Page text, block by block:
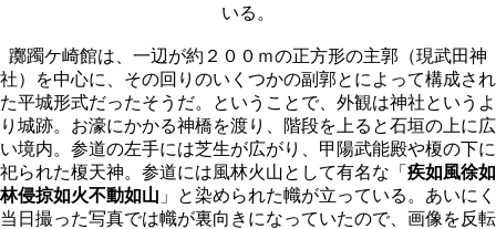
いる。
躑躅ケ崎館は、一辺が約２００ｍの正方形の主郭（現武田神
社）を中心に、その回りのいくつかの副郭とによって構成され
た平城形式だったそうだ。ということで、外観は神社というよ
り城跡。お濠にかかる神橋を渡り、階段を上ると石垣の上に広
い境内。参道の左手には芝生が広がり、甲陽武能殿や榎の下に
祀られた榎天神。参道には風林火山として有名な「 疾如風徐如
林侵掠如火不動如山 」と染められた幟が立っている。あいにく
当日撮った写真では幟が裏向きになっていたので、画像を反転